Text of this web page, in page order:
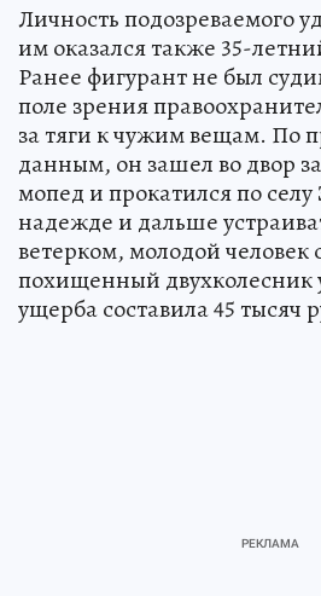
Личность подозреваемого
им оказался также 35-
Ранее фигурант не был
поле зрения
за тяги к чужим вещам. По
данным, он зашел во двор
мопед и прокатился по
надежде и дальше
ветерком, молодой человек
похищенный двухколесник
ущерба составила 45 тысяч